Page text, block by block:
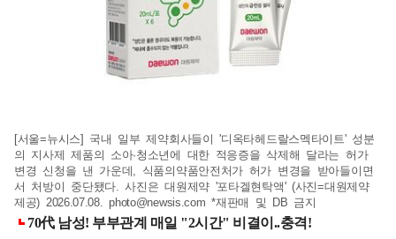
[서울=뉴시스] 국내 일부 제약회사들이 '디옥타헤드랄스멕타이트' 성분
의 지사제 제품의 소아·청소년에 대한 적응증을 삭제해 달라는 허가
변경 신청을 낸 가운데, 식품의약품안전처가 허가 변경을 받아들이면
서 처방이 중단됐다. 사진은 대원제약 '포타겔현탁액' (사진=대원제약
제공) 2026.07.08.photo@newsis.com *재판매 및 DB 금지